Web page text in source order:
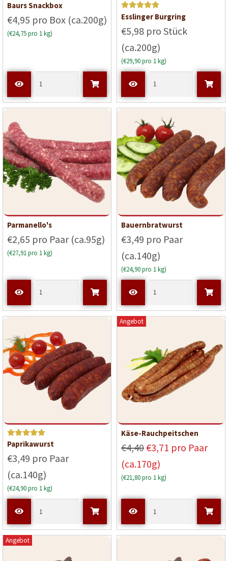
Baurs Snackbox
€4,95 pro Box (ca.200g)
(€24,75 pro 1 kg)
Bewerte
von 5
Esslinger Burgring
€5,98 pro Stück
(ca.200g)
(€29,90 pro 1 kg)
Parmanello's
€2,65 pro Paar (ca.95g)
(€27,91 pro 1 kg)
Bauernbratwurst
€3,49 pro Paar
(ca.140g)
(€24,90 pro 1 kg)
Bewerte
von 5
Paprikawurst
€3,49 pro Paar
(ca.140g)
(€24,90 pro 1 kg)
Angebot
Käse-Rauchpeitschen
€4,40€3,71 pro Paar
(ca.170g)
(€21,80 pro 1 kg)
Angebot